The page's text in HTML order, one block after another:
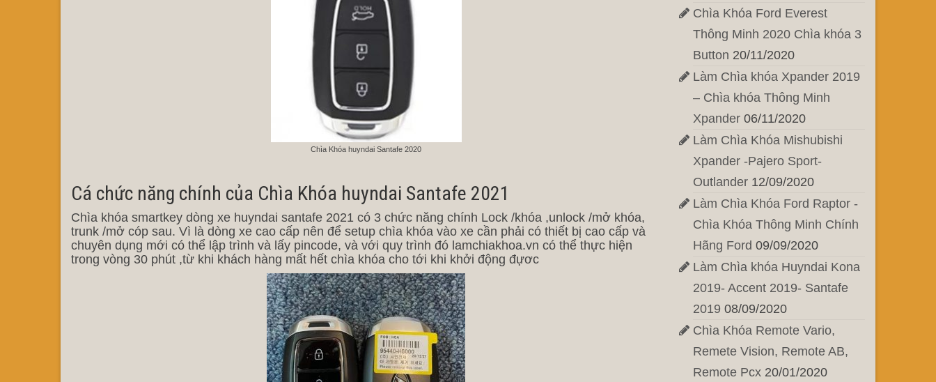
Chìa Khóa huyndai Santafe 2020
Cá chức năng chính của Chìa Khóa huyndai Santafe 2021
Chìa khóa smartkey dòng xe huyndai santafe 2021 có 3 chức năng chính Lock /khóa ,unlock /mở khóa,
trunk /mở cóp sau. Vì là dòng xe cao cấp nên để setup chìa khóa vào xe cần phải có thiết bị cao cấp và
chuyên dụng mới có thể lập trình và lấy pincode, và với quy trình đó lamchiakhoa.vn có thể thực hiện
trong vòng 30 phút ,từ khi khách hàng mất hết chìa khóa cho tới khi khởi động đựơc
Chìa Khóa Ford Everest
Thông Minh 2020 Chìa khóa 3
Button 20/11/2020
Làm Chìa khóa Xpander 2019
– Chìa khóa Thông Minh
Xpander 06/11/2020
Làm Chìa Khóa Mishubishi
Xpander -Pajero Sport-
Outlander 12/09/2020
Làm Chìa Khóa Ford Raptor -
Chìa Khóa Thông Minh Chính
Hãng Ford 09/09/2020
Làm Chìa khóa Huyndai Kona
2019- Accent 2019- Santafe
2019 08/09/2020
Chìa Khóa Remote Vario,
Remete Vision, Remote AB,
Remote Pcx 20/01/2020